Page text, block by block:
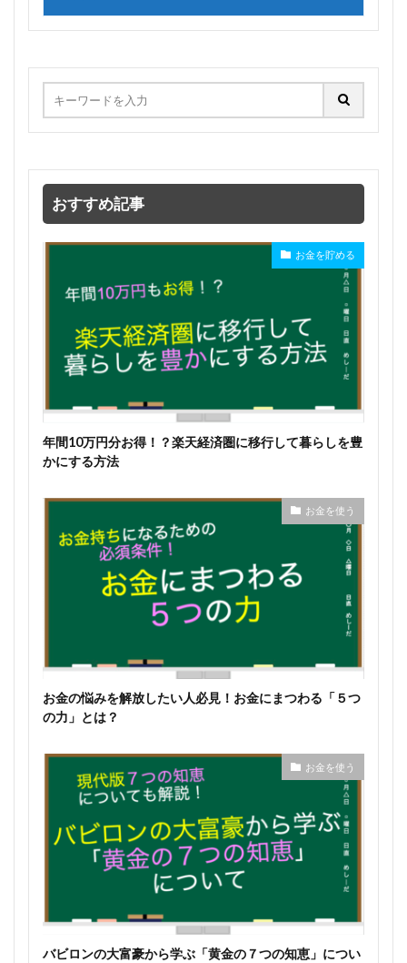
おすすめ記事
お金を貯める
年間10万円分お得！？楽天経済圏に移行して暮らしを豊
かにする方法
お金を使う
お金の悩みを解放したい人必見！お金にまつわる「５つ
の力」とは？
お金を使う
バビロンの大富豪から学ぶ「黄金の７つの知恵」につい